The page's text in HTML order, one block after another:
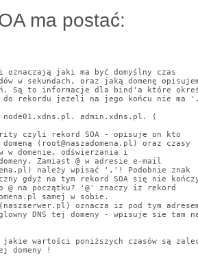
ma postać:
jaki ma być domyślny czas
w sekundach, oraz jaką domenę
Są to informacje dla bind'a które
rekordu jeżeli na jego końcu nie ma
admin.xdns.pl. (
czyli rekord SOA - opisuje on kto
(root@naszadomena.pl) oraz czasy
w domenie, odświerzania i
Zamiast @ w adresie e-mail
należy wpisać '.'! Podobnie znak
gdyż na tym rekord SOA się nie
@ na początku? '@' znaczy iż rekord
samej w sobie.
oznacza iz pod tym
DNS tej domeny - wpisuje sie tam
jakie wartości poniższych czasów są
!